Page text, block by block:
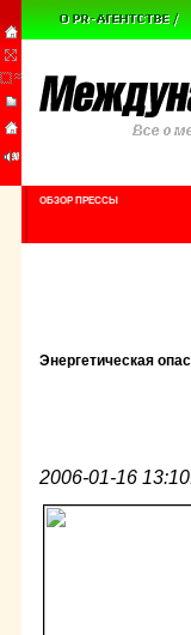
ОБЗОР ПРЕССЫ
Энергетическая
2006-01-16